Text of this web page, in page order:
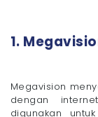
1.
Megavision
dengan
digunakan